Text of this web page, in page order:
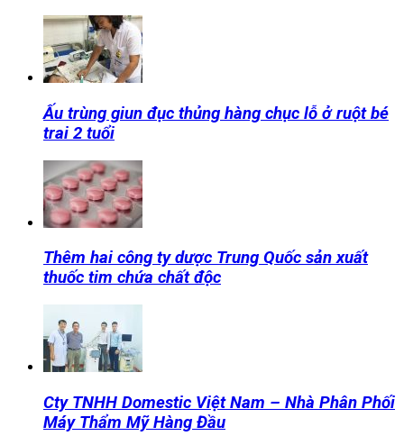
Ấu trùng giun đục thủng hàng chục lỗ ở ruột bé
trai 2 tuổi
Thêm hai công ty dược Trung Quốc sản xuất
thuốc tim chứa chất độc
Cty TNHH Domestic Việt Nam – Nhà Phân Phối
Máy Thẩm Mỹ Hàng Đầu